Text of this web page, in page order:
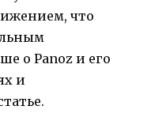
что
о Panoz и его
и